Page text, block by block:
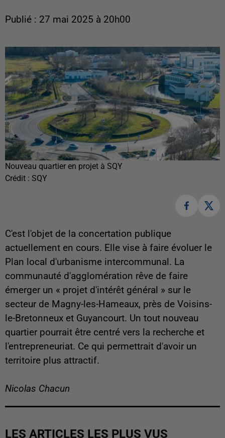
Publié : 27 mai 2025 à 20h00
Nouveau quartier en projet à SQY
Crédit : SQY
C'est l'objet de la concertation publique
actuellement en cours. Elle vise à faire évoluer le
Plan local d'urbanisme intercommunal. La
communauté d'agglomération rêve de faire
émerger un « projet d'intérêt général » sur le
secteur de Magny-les-Hameaux, près de Voisins-
le-Bretonneux et Guyancourt. Un tout nouveau
quartier pourrait être centré vers la recherche et
l'entrepreneuriat. Ce qui permettrait d'avoir un
territoire plus attractif.
Nicolas Chacun
LES ARTICLES LES PLUS VUS